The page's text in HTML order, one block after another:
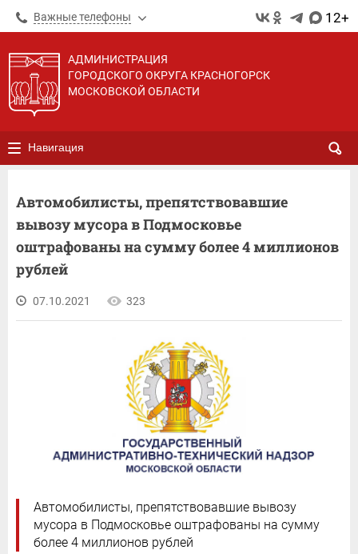
Важные телефоны 12+
АДМИНИСТРАЦИЯ
ГОРОДСКОГО ОКРУГА КРАСНОГОРСК
МОСКОВСКОЙ ОБЛАСТИ
Навигация
Автомобилисты, препятствовавшие
вывозу мусора в Подмосковье
оштрафованы на сумму более 4 миллионов
рублей
07.10.2021 323
Автомобилисты, препятствовавшие вывозу
мусора в Подмосковье оштрафованы на сумму
более 4 миллионов рублей